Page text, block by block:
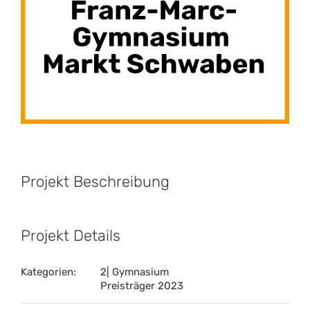
Projekt Beschreibung
Projekt Details
Kategorien:
2| Gymnasium
Preisträger 2023